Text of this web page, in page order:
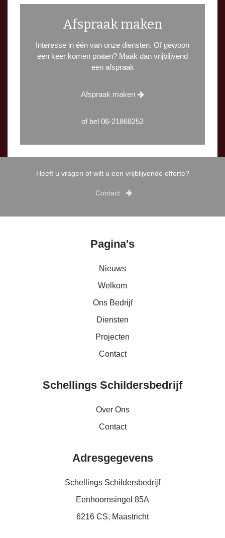
Afspraak maken
Interesse in één van onze diensten. Of gewoon
een keer komen praten? Maak dan vrijblijvend
een afspraak
Afspraak maken
of bel 06-21868252
Heeft u vragen of wilt u een vrijblijvende offerte?
Contact
Pagina's
Nieuws
Welkom
Ons Bedrijf
Diensten
Projecten
Contact
Schellings Schildersbedrijf
Over Ons
Contact
Adresgegevens
Schellings Schildersbedrijf
Eenhoornsingel 85A
6216 CS, Maastricht